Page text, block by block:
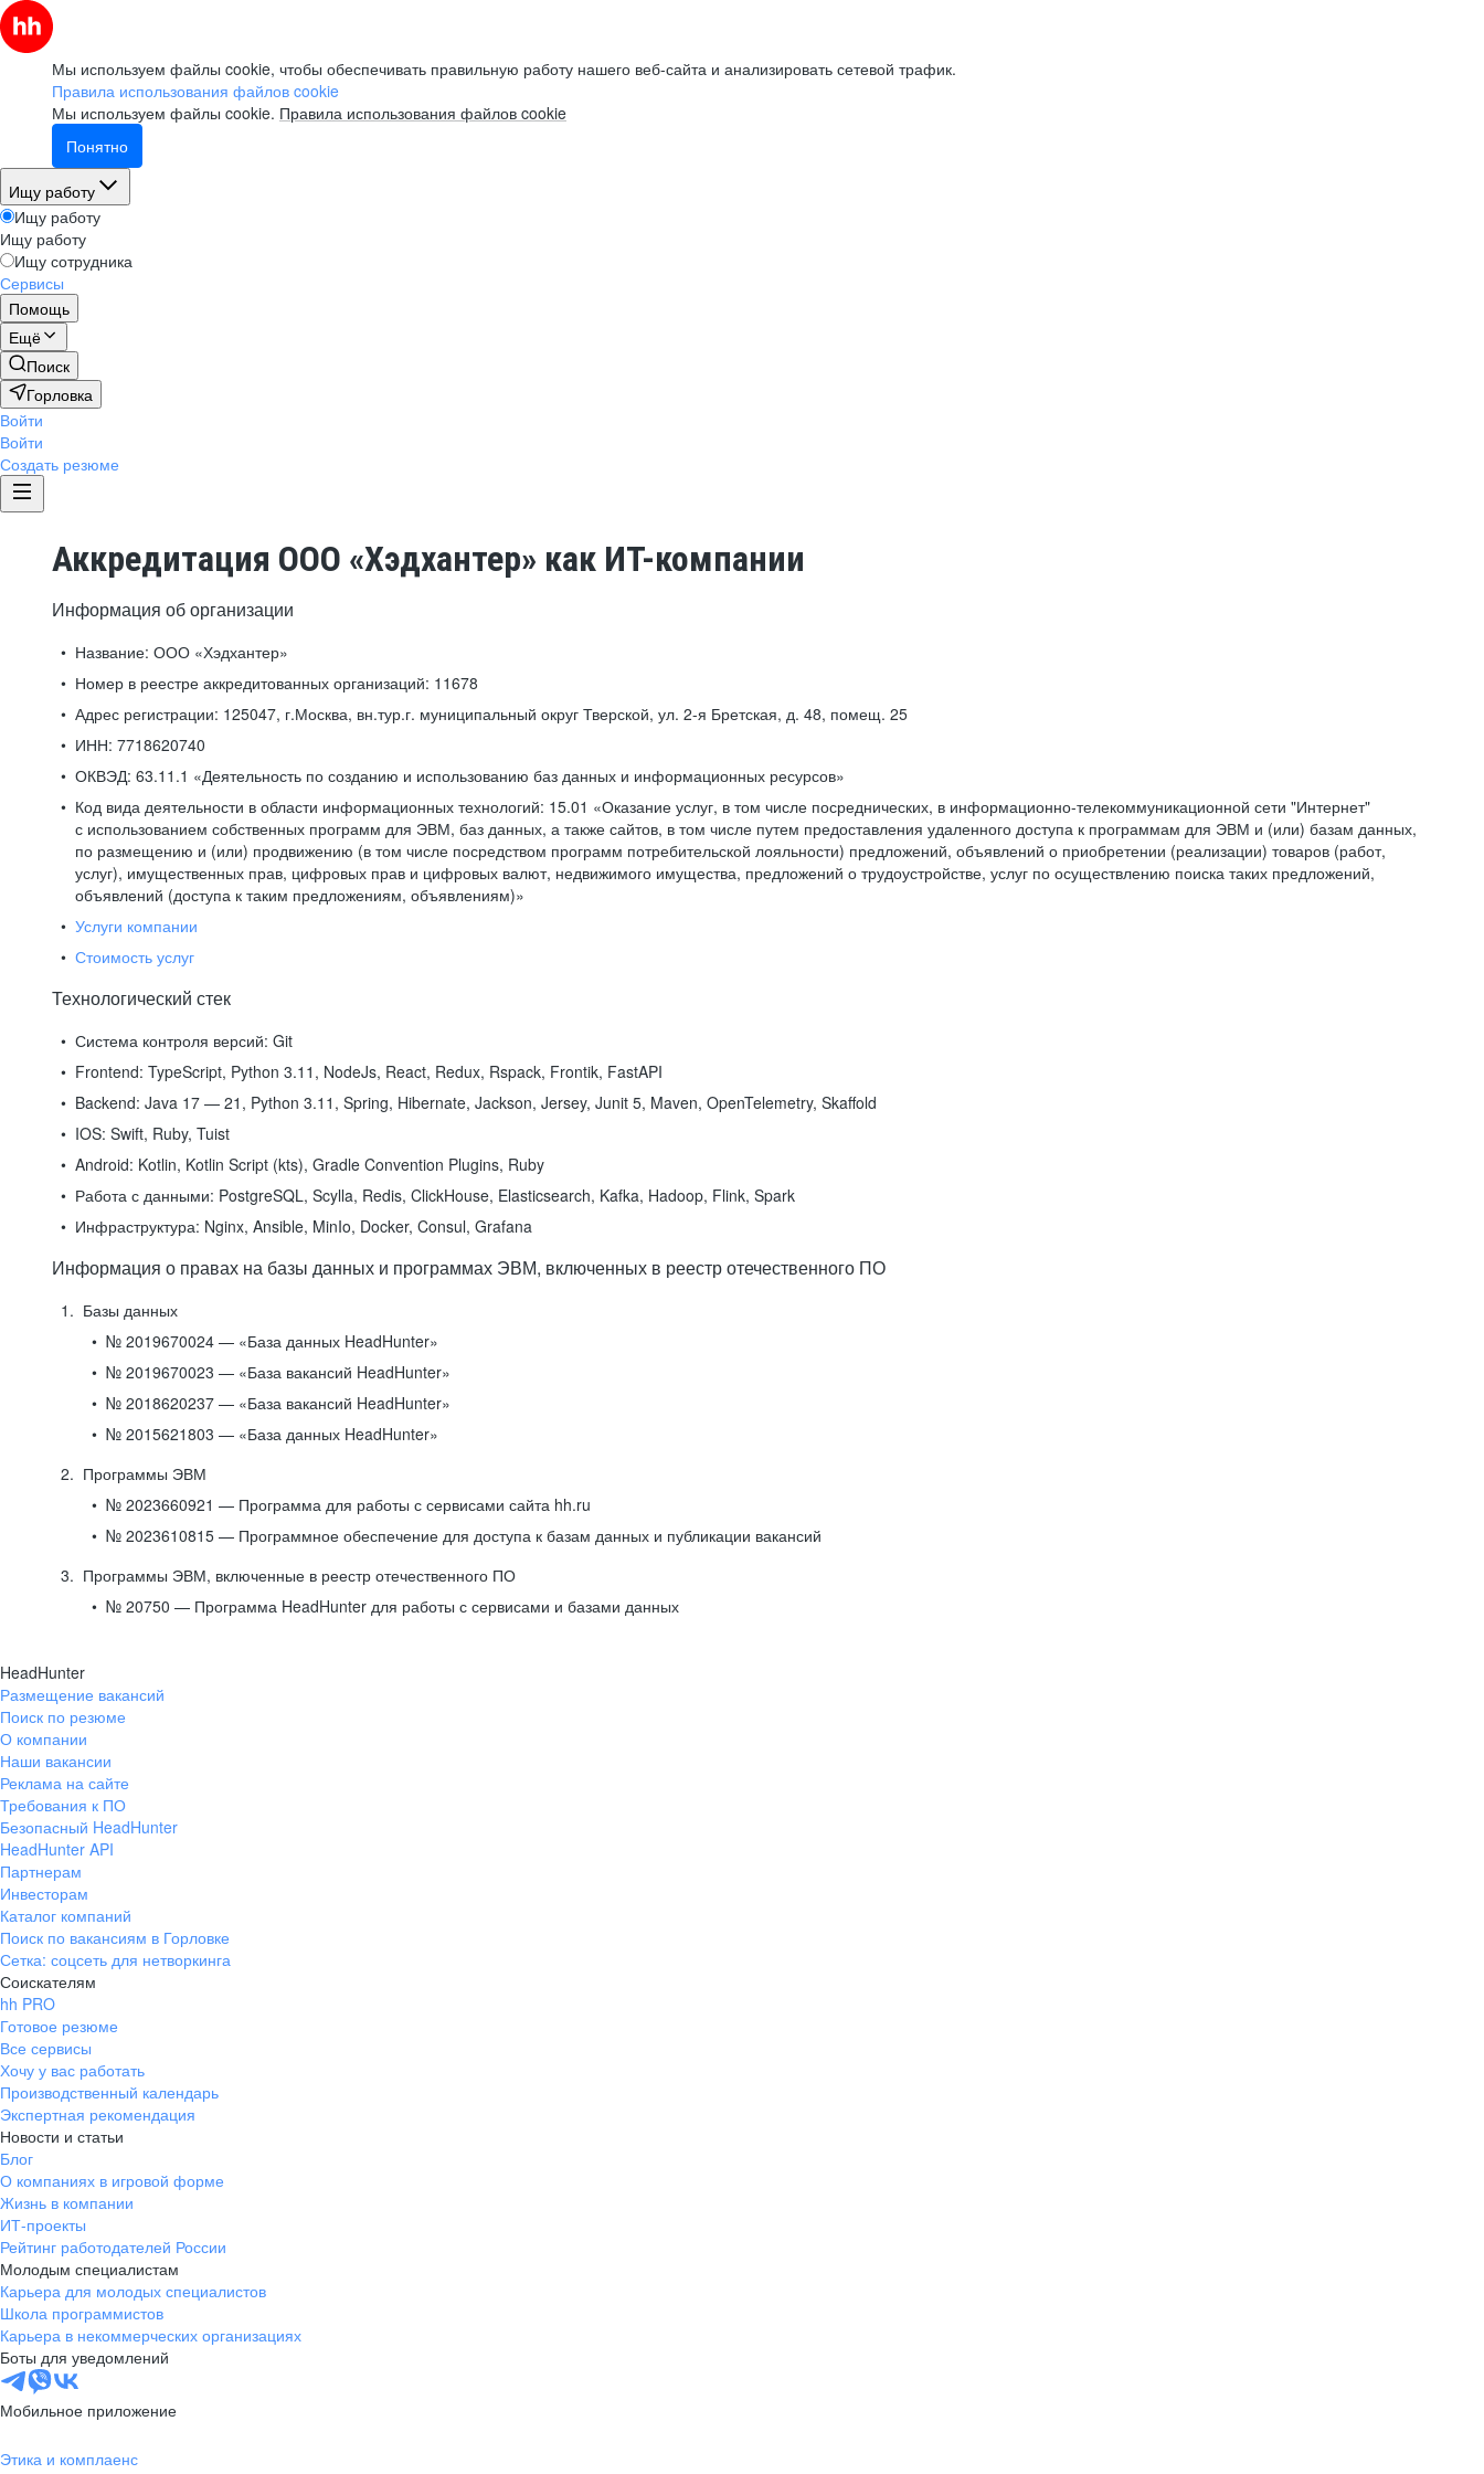
Мы используем файлы cookie, чтобы обеспечивать правильную работу нашего веб-сайта и анализировать сетевой трафик.
Правила использования файлов cookie
Мы используем файлы cookie. Правила использования файлов cookie
Понятно
Ищу работу
Ищу работу
Ищу работу
Ищу сотрудника
Сервисы
Помощь
Ещё
Поиск
Горловка
Войти
Войти
Создать резюме
Аккредитация ООО «Хэдхантер» как ИТ-компании
Информация об организации
Название: ООО «Хэдхантер»
Номер в реестре аккредитованных организаций: 11678
Адрес регистрации: 125047, г.Москва, вн.тур.г. муниципальный округ Тверской, ул. 2-я Бретская, д. 48, помещ. 25
ИНН: 7718620740
ОКВЭД: 63.11.1 «Деятельность по созданию и использованию баз данных и информационных ресурсов»
Код вида деятельности в области информационных технологий: 15.01 «Оказание услуг, в том числе посреднических, в информационно-телекоммуникационной сети "Интернет"
с использованием собственных программ для ЭВМ, баз данных, а также сайтов, в том числе путем предоставления удаленного доступа к программам для ЭВМ и (или) базам данных,
по размещению и (или) продвижению (в том числе посредством программ потребительской лояльности) предложений, объявлений о приобретении (реализации) товаров (работ,
услуг), имущественных прав, цифровых прав и цифровых валют, недвижимого имущества, предложений о трудоустройстве, услуг по осуществлению поиска таких предложений,
объявлений (доступа к таким предложениям, объявлениям)»
Услуги компании
Стоимость услуг
Технологический стек
Система контроля версий: Git
Frontend: TypeScript, Python 3.11, NodeJs, React, Redux, Rspack, Frontik, FastAPI
Backend: Java 17 — 21, Python 3.11, Spring, Hibernate, Jackson, Jersey, Junit 5, Maven, OpenTelemetry, Skaffold
IOS: Swift, Ruby, Tuist
Android: Kotlin, Kotlin Script (kts), Gradle Convention Plugins, Ruby
Работа с данными: PostgreSQL, Scylla, Redis, ClickHouse, Elasticsearch, Kafka, Hadoop, Flink, Spark
Инфраструктура: Nginx, Ansible, MinIo, Docker, Consul, Grafana
Информация о правах на базы данных и программах ЭВМ, включенных в реестр отечественного ПО
Базы данных
№ 2019670024 — «База данных HeadHunter»
№ 2019670023 — «База вакансий HeadHunter»
№ 2018620237 — «База вакансий HeadHunter»
№ 2015621803 — «База данных HeadHunter»
Программы ЭВМ
№ 2023660921 — Программа для работы с сервисами сайта hh.ru
№ 2023610815 — Программное обеспечение для доступа к базам данных и публикации вакансий
Программы ЭВМ, включенные в реестр отечественного ПО
№ 20750 — Программа HeadHunter для работы с сервисами и базами данных
HeadHunter
Размещение вакансий
Поиск по резюме
О компании
Наши вакансии
Реклама на сайте
Требования к ПО
Безопасный HeadHunter
HeadHunter API
Партнерам
Инвесторам
Каталог компаний
Поиск по вакансиям в Горловке
Сетка: соцсеть для нетворкинга
Соискателям
hh PRO
Готовое резюме
Все сервисы
Хочу у вас работать
Производственный календарь
Экспертная рекомендация
Новости и статьи
Блог
О компаниях в игровой форме
Жизнь в компании
ИТ-проекты
Рейтинг работодателей России
Молодым специалистам
Карьера для молодых специалистов
Школа программистов
Карьера в некоммерческих организациях
Боты для уведомлений
Мобильное приложение
Этика и комплаенс